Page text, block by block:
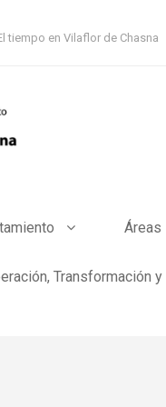
tiempo en Vilaflor de Chasna
Áreas
Transformación